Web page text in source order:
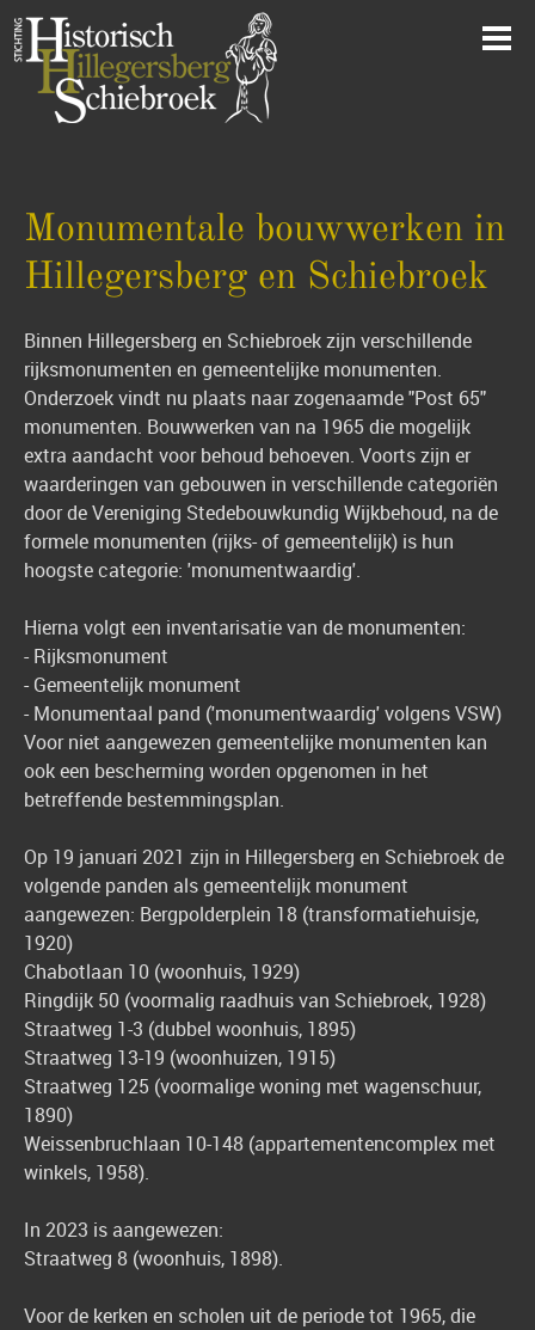
Monumentale bouwwerken in
Hillegersberg en Schiebroek
Binnen Hillegersberg en Schiebroek zijn verschillende
rijksmonumenten en gemeentelijke monumenten.
Onderzoek vindt nu plaats naar zogenaamde "Post 65"
monumenten. Bouwwerken van na 1965 die mogelijk
extra aandacht voor behoud behoeven. Voorts zijn er
waarderingen van gebouwen in verschillende categoriën
door de Vereniging Stedebouwkundig Wijkbehoud, na de
formele monumenten (rijks- of gemeentelijk) is hun
hoogste categorie: 'monumentwaardig'.
Hierna volgt een inventarisatie van de monumenten:
- Rijksmonument
- Gemeentelijk monument
- Monumentaal pand ('monumentwaardig' volgens VSW)
Voor niet aangewezen gemeentelijke monumenten kan
ook een bescherming worden opgenomen in het
betreffende bestemmingsplan.
Op 19 januari 2021 zijn in Hillegersberg en Schiebroek de
volgende panden als gemeentelijk monument
aangewezen: Bergpolderplein 18 (transformatiehuisje,
1920)
Chabotlaan 10 (woonhuis, 1929)
Ringdijk 50 (voormalig raadhuis van Schiebroek, 1928)
Straatweg 1-3 (dubbel woonhuis, 1895)
Straatweg 13-19 (woonhuizen, 1915)
Straatweg 125 (voormalige woning met wagenschuur,
1890)
Weissenbruchlaan 10-148 (appartementencomplex met
winkels, 1958).
In 2023 is aangewezen:
Straatweg 8 (woonhuis, 1898).
Voor de kerken en scholen uit de periode tot 1965, die